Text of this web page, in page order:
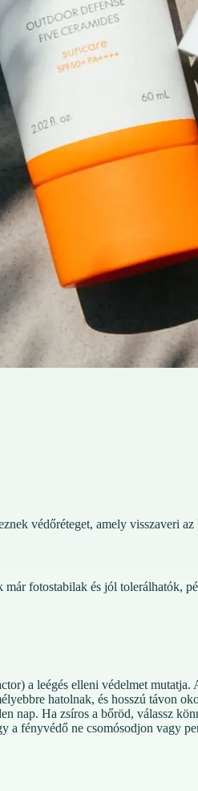
védőréteget, amely visszaveri
fotostabilak és jól tolerálhatók,
a leégés elleni védelmet mutatja.
hatolnak, és hosszú távon
nap. Ha zsíros a bőröd, válassz
a fényvédő ne csomósodjon vagy